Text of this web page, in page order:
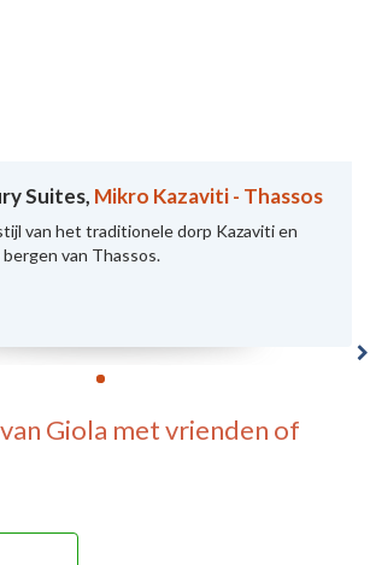
Suites, Mikro Kazaviti - Thassos
van het traditionele dorp Kazaviti en
van Thassos.
Giola met vrienden of